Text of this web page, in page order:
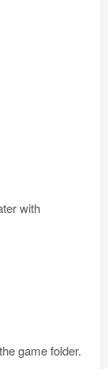
with
game folder.